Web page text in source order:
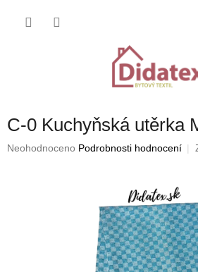
C-0 Kuchyňská utěrka
Průměrné
Neohodnoceno Podrobnosti hodnocení